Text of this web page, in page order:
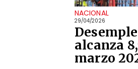
NACIONAL
29/04/2026
alcanza
marzo